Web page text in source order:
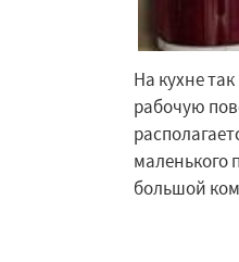
На кухне
рабочую
маленького
большой